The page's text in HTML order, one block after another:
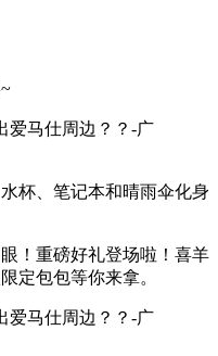
杯、笔记本和晴雨伞化身
！重磅好礼登场啦！喜羊
定包包等你来拿。